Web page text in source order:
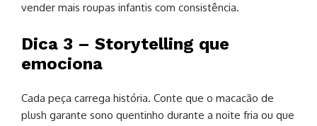
vender mais roupas infantis com consistência.
Dica 3 – Storytelling que
emociona
Cada peça carrega história. Conte que o macacão de
plush garante sono quentinho durante a noite fria ou que